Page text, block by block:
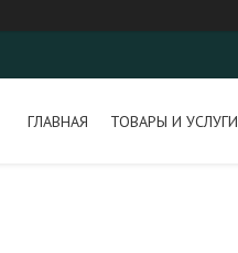
ГЛАВНАЯ ТОВАРЫ И УСЛУГИ